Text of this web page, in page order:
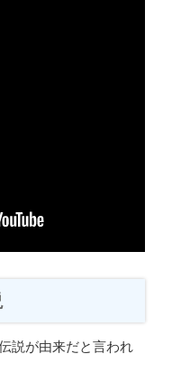
説が由来だと言われ